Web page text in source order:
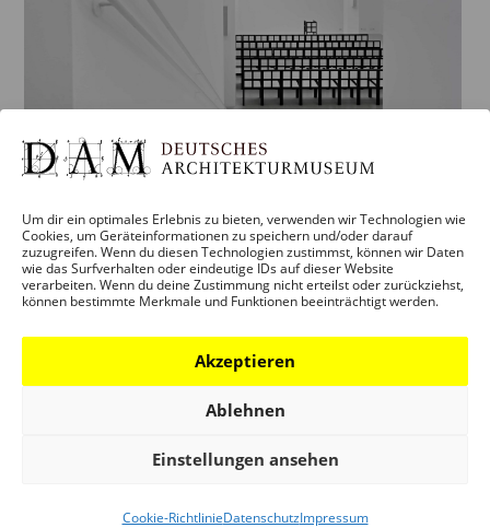
Um dir ein optimales Erlebnis zu bieten, verwenden wir Technologien wie
Cookies, um Geräteinformationen zu speichern und/oder darauf
zuzugreifen. Wenn du diesen Technologien zustimmst, können wir Daten
wie das Surfverhalten oder eindeutige IDs auf dieser Website
verarbeiten. Wenn du deine Zustimmung nicht erteilst oder zurückziehst,
können bestimmte Merkmale und Funktionen beeinträchtigt werden.
Akzeptieren
Ablehnen
Einstellungen ansehen
Cookie-RichtlinieDatenschutzImpressum
AUFGABEN UND ZIELE
Das DAM ist nicht nur eines der Frankfurter Museen,
Architekturmuseum“ mit einem nationalen
Diskussionszentrum widmet sich das DAM den